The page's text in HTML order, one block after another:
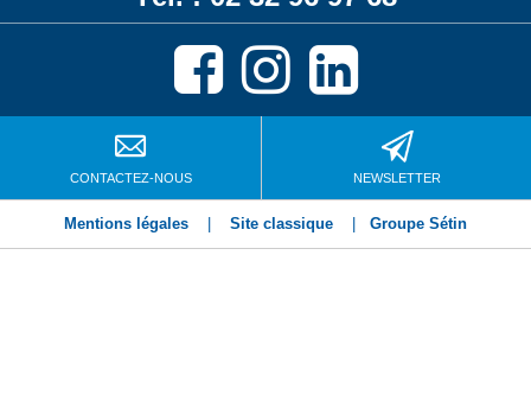
CONTACTEZ-NOUS NEWSLETTER
Mentions légales Site classique Groupe Sétin